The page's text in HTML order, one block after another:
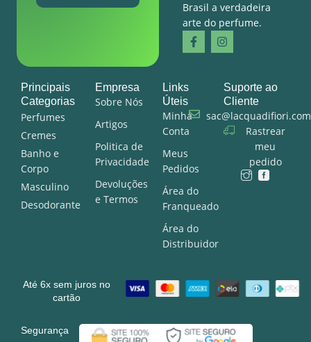
Brasil a verdadeira
arte do perfume.
Principais
Categorias
Perfumes
Cremes
Banho e
Corpo
Masculino
Desodorante
Empresa
Sobre Nós
Artigos
Politica de
Privacidade
Devoluções
e Termos
Links
Úteis
Minha
Conta
Meus
Pedidos
Área do
Franqueado
Área do
Distribuidor
Suporte ao
Cliente
Rastrear
meu
pedido
Até 6x sem juros no
cartão
Segurança